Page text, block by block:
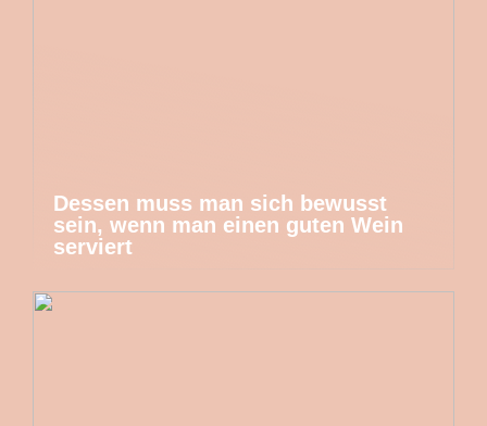
Dessen muss man sich bewusst
sein, wenn man einen guten Wein
serviert